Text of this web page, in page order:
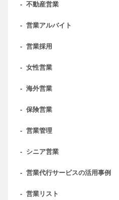
- 不動産営業
- 営業アルバイト
- 営業採用
- 女性営業
- 海外営業
- 保険営業
- 営業管理
- シニア営業
- 営業代行サービスの活用事例
- 営業リスト